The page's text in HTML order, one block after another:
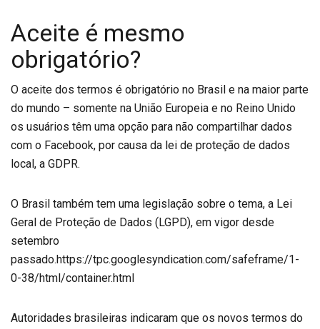
Aceite é mesmo
obrigatório?
O aceite dos termos é obrigatório no Brasil e na maior parte
do mundo – somente na União Europeia e no Reino Unido
os usuários têm uma opção para não compartilhar dados
com o Facebook, por causa da lei de proteção de dados
local, a GDPR.
O Brasil também tem uma legislação sobre o tema, a Lei
Geral de Proteção de Dados (LGPD), em vigor desde
setembro
passado.https://tpc.googlesyndication.com/safeframe/1-
0-38/html/container.html
Autoridades brasileiras indicaram que os novos termos do